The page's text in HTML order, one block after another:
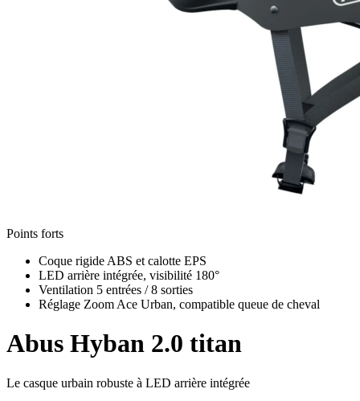
Points forts
Coque rigide ABS et calotte EPS
LED arrière intégrée, visibilité 180°
Ventilation 5 entrées / 8 sorties
Réglage Zoom Ace Urban, compatible queue de cheval
Abus Hyban 2.0 titan
Le casque urbain robuste à LED arrière intégrée